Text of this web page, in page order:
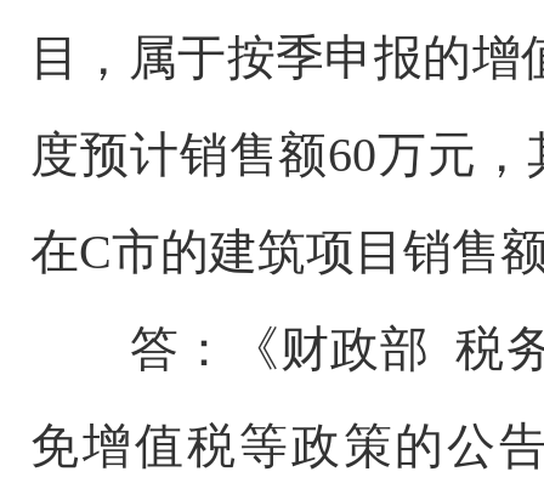
目，属于按季申报的
度预计销售额60万元
在C市的建筑项目销售
答：《财政部 税
免增值税等政策的公